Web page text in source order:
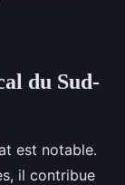
du Sud-
est notable.
il contribue